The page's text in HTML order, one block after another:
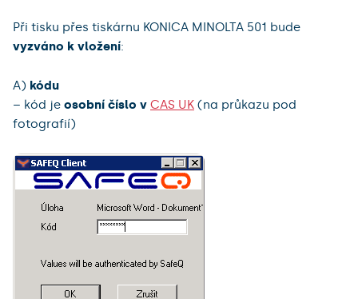
Při tisku přes tiskárnu KONICA MINOLTA 501 bude
vyzváno k vložení:
A) kódu
– kód je osobní číslo v CAS UK (na průkazu pod
fotografií)